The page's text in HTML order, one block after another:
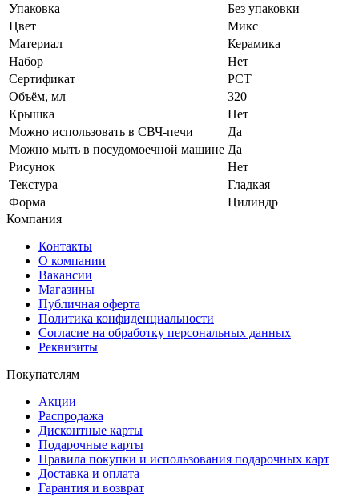
Упаковка
Без упаковки
Цвет
Микс
Материал
Керамика
Набор
Нет
Сертификат
РСТ
Объём, мл
320
Крышка
Нет
Можно использовать в СВЧ-печи
Да
Можно мыть в посудомоечной машине Да
Рисунок
Нет
Текстура
Гладкая
Форма
Цилиндр
Компания
Контакты
О компании
Вакансии
Магазины
Публичная оферта
Политика конфиденциальности
Согласие на обработку персональных данных
Реквизиты
Покупателям
Акции
Распродажа
Дисконтные карты
Подарочные карты
Правила покупки и использования подарочных карт
Доставка и оплата
Гарантия и возврат